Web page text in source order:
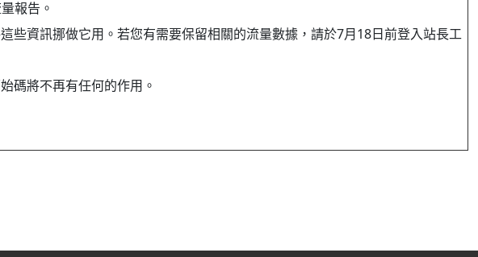
報告。
資訊挪做它用。若您有需要保留相關的流量數據，請於7月18日前登入站長工
碼將不再有任何的作用。